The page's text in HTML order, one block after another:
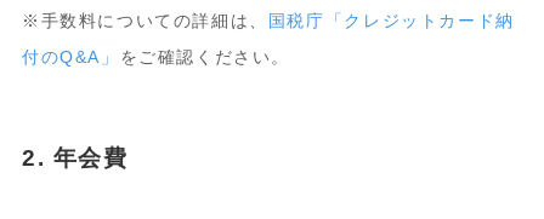
※手数料についての詳細は、
国税庁「クレジットカード納
付のQ&A」 をご確認ください。
2. 年会費